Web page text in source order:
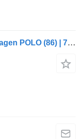
Motor ABD pro automobilu Volkswagen POLO (86) | 75 - 81